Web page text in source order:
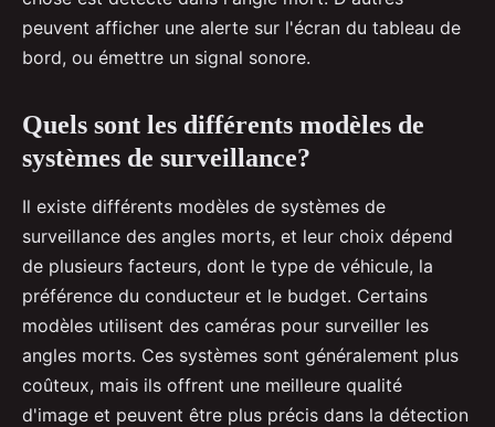
peuvent afficher une alerte sur l'écran du tableau de
bord, ou émettre un signal sonore.
Quels sont les différents modèles de
systèmes de surveillance?
Il existe différents modèles de systèmes de
surveillance des angles morts, et leur choix dépend
de plusieurs facteurs, dont le type de véhicule, la
préférence du conducteur et le budget. Certains
modèles utilisent des caméras pour surveiller les
angles morts. Ces systèmes sont généralement plus
coûteux, mais ils offrent une meilleure qualité
d'image et peuvent être plus précis dans la détection